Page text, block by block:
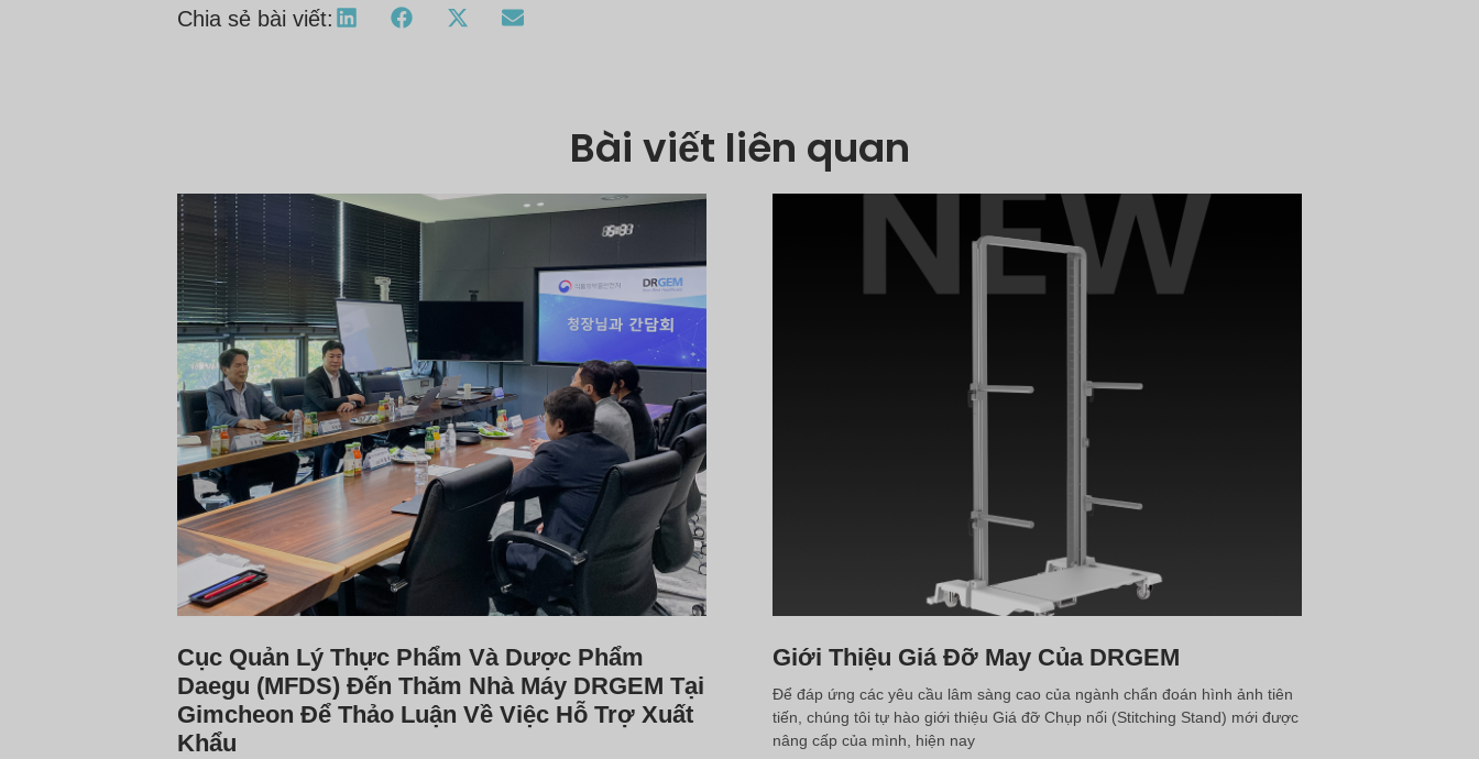
Chia sẻ bài viết:
Bài viết liên quan
Cục Quản Lý Thực Phẩm Và Dược Phẩm
Daegu (MFDS) Đến Thăm Nhà Máy DRGEM Tại
Gimcheon Để Thảo Luận Về Việc Hỗ Trợ Xuất
Khẩu
Giới Thiệu Giá Đỡ May Của DRGEM
Để đáp ứng các yêu cầu lâm sàng cao của ngành chẩn đoán hình ảnh tiên
tiến, chúng tôi tự hào giới thiệu Giá đỡ Chụp nối (Stitching Stand) mới được
nâng cấp của mình, hiện nay